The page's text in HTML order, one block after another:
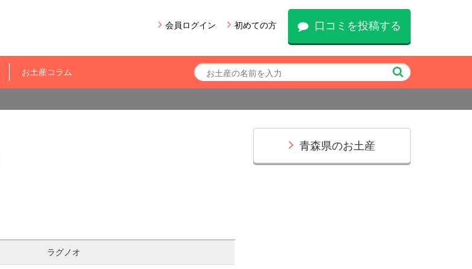
会員ログイン 初めての方 口コミを投稿する
お土産コラム
ラグノオ
青森県のお土産